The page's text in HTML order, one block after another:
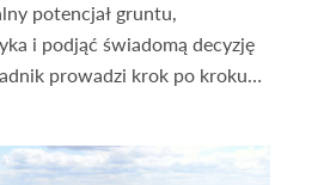
potencjał gruntu,
i podjąć świadomą decyzję
prowadzi krok po kroku
aspekty techniczne, prawne i
i jak zdobywać dane